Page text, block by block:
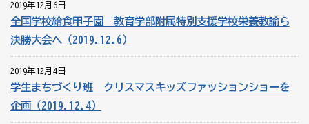
2019年12月6日
全国学校給食甲子園 教育学部附属特別支援学校栄養教諭ら
決勝大会へ（2019.12.6）
2019年12月4日
学生まちづくり班 クリスマスキッズファッションショーを
企画（2019.12.4）